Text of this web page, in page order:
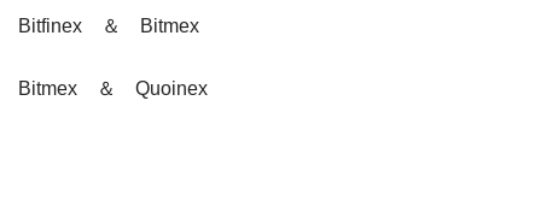
Bitfinex ＆ Bitmex
Bitmex ＆ Quoinex